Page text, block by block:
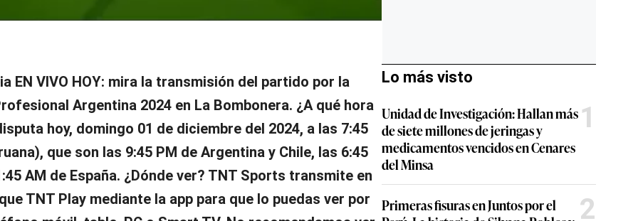
EN VIVO HOY: mira la transmisión del partido por la
Argentina 2024 en La Bombonera. ¿A qué hora
hoy, domingo 01 de diciembre del 2024, a las 7:45
que son las 9:45 PM de Argentina y Chile, las 6:45
AM de España. ¿Dónde ver? TNT Sports transmite en
TNT Play mediante la app para que lo puedas ver por
Lo más visto
Unidad de Investigación: Hallan más
de siete millones de jeringas y
medicamentos vencidos en Cenares
del Minsa
1
Primeras fisuras en Juntos por el
2